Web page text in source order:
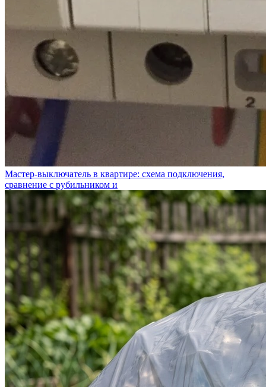
Мастер-выключатель в квартире: схема подключения,
сравнение с рубильником и